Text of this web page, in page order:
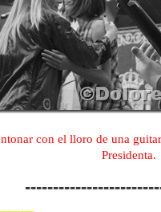
con el lloro de una
Presidenta.